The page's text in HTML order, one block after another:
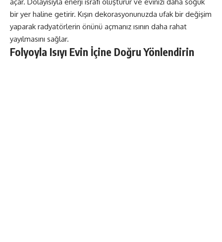
bir yer haline getirir. Kışın dekorasyonunuzda ufak bir değişim
yaparak radyatörlerin önünü açmanız ısının daha rahat
yayılmasını sağlar.
Folyoyla Isıyı Evin İçine Doğru Yönlendirin